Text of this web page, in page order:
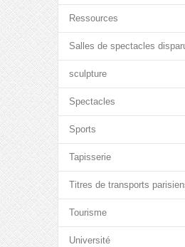
Ressources
Salles de spectacles
sculpture
Spectacles
Sports
Tapisserie
Titres de transports
Tourisme
Université